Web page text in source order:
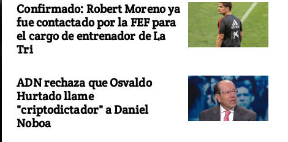
Confirmado: Robert Moreno ya
fue contactado por la FEF para
el cargo de entrenador de La
Tri
ADN rechaza que Osvaldo
Hurtado llame
"criptodictador" a Daniel
Noboa